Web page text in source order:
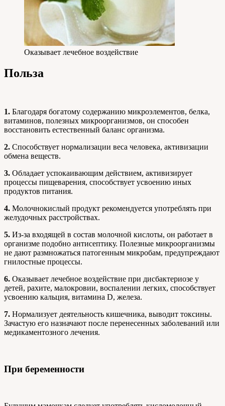
Оказывает лечебное воздействие
Польза
1. Благодаря богатому содержанию микроэлементов, белка,
витаминов, полезных микроорганизмов, он способен
восстановить естественный баланс организма.
2. Способствует нормализации веса человека, активизации
обмена веществ.
3. Обладает успокаивающим действием, активизирует
процессы пищеварения, способствует усвоению иных
продуктов питания.
4. Молочнокислый продукт рекомендуется употреблять при
желудочных расстройствах.
5. Из-за входящей в состав молочной кислоты, он работает в
организме подобно антисептику. Полезные микроорганизмы
не дают размножаться патогенным микробам, предупреждают
гнилостные процессы.
6. Оказывает лечебное воздействие при дисбактериозе у
детей, рахите, малокровии, воспалении легких, способствует
усвоению кальция, витамина D, железа.
7. Нормализует деятельность кишечника, выводит токсины.
Зачастую его назначают после перенесенных заболеваний или
медикаментозного лечения.
При беременности